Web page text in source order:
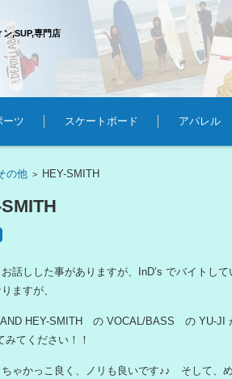
,SUP,専門店
ーツ スケートボード アパレル
の他 > HEY-SMITH
お話しした事がありますが、InD’s でバイトし
ますが、
HEY-SMITH の VOCAL/BASS の YU-JI
みてください！！
ゃかっこ良く、ノリも良いです♪♪ そして、